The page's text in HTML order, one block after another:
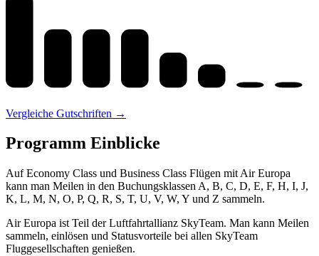
Vergleiche Gutschriften →
Programm Einblicke
Auf Economy Class und Business Class Flügen mit Air Europa
kann man Meilen in den Buchungsklassen A, B, C, D, E, F, H, I, J,
K, L, M, N, O, P, Q, R, S, T, U, V, W, Y und Z sammeln.
Air Europa ist Teil der Luftfahrtallianz SkyTeam. Man kann Meilen
sammeln, einlösen und Statusvorteile bei allen SkyTeam
Fluggesellschaften genießen.